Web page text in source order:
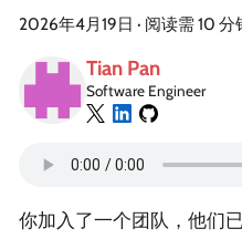
2026年4月19日 · 阅读需 10 分
Tian Pan
Software Engineer
你加入了一个团队，他们